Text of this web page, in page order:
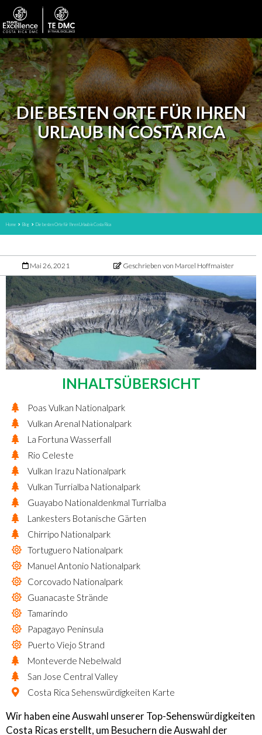
DIE BESTEN ORTE FÜR IHREN
URLAUB IN COSTA RICA
Home Blog Die besten Orte für Ihren Urlaub in Costa Rica
Mai 26, 2021 Geschrieben von Marcel Hoffmaister
INHALTSÜBERSICHT
Poas Vulkan Nationalpark
Vulkan Arenal Nationalpark
La Fortuna Wasserfall
Rio Celeste
Vulkan Irazu Nationalpark
Vulkan Turrialba Nationalpark
Guayabo Nationaldenkmal Turrialba
Lankesters Botanische Gärten
Chirripo Nationalpark
Tortuguero Nationalpark
Manuel Antonio Nationalpark
Corcovado Nationalpark
Guanacaste Strände
Tamarindo
Papagayo Peninsula
Puerto Viejo Strand
Monteverde Nebelwald
San Jose Central Valley
Costa Rica Sehenswürdigkeiten Karte
Wir haben eine Auswahl unserer Top-Sehenswürdigkeiten
Costa Ricas erstellt, um Besuchern die Auswahl der